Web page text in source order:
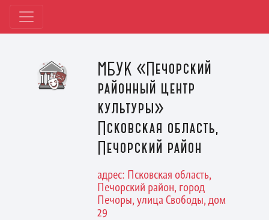
МБУК «Печорский
районный центр
культуры»
Псковская область,
Печорский район
адрес: Псковская область,
Печорский район, город
Печоры, улица Свободы, дом
29